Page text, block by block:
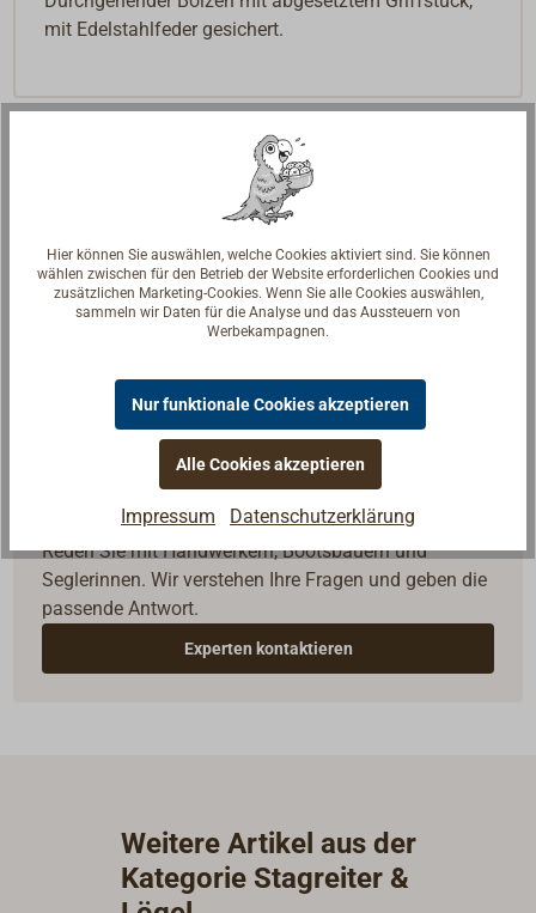
mit Edelstahlfeder gesichert.
Fragen zum Artikel?
Reden Sie mit Handwerkern, Bootsbauern und
Seglerinnen. Wir verstehen Ihre Fragen und geben die
passende Antwort.
Experten kontaktieren
Weitere Artikel aus der
Kategorie Stagreiter &
Hier können Sie auswählen, welche Cookies aktiviert sind. Sie können
wählen zwischen für den Betrieb der Website erforderlichen Cookies und
zusätzlichen Marketing-Cookies. Wenn Sie alle Cookies auswählen,
sammeln wir Daten für die Analyse und das Aussteuern von
Werbekampagnen.
Nur funktionale Cookies akzeptieren
Alle Cookies akzeptieren
Impressum Datenschutzerklärung